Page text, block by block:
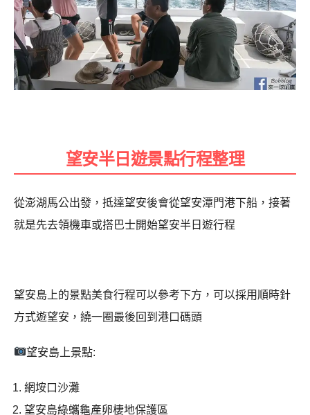
望安半日遊景點行程整理
從澎湖馬公出發，抵達望安後會從望安潭門港下船，接著
就是先去領機車或搭巴士開始望安半日遊行程
望安島上的景點美食行程可以參考下方，可以採用順時針
方式遊望安，繞一圈最後回到港口碼頭
望安島上景點:
網垵口沙灘
望安島綠蠵龜產卵棲地保護區